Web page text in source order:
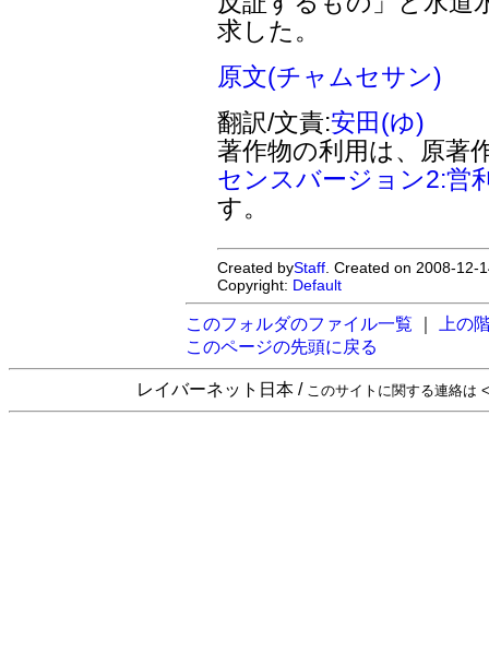
求した。
原文(チャムセサン)
翻訳/文責:安田(ゆ)
著作物の利用は、原著
センスバージョン2:営
す。
Created byStaff . Created on 2008-
Copyright: Default
このフォルダのファイル一覧
上の
このページの先頭に戻る
レイバーネット日本 / このサイトに関する連絡は